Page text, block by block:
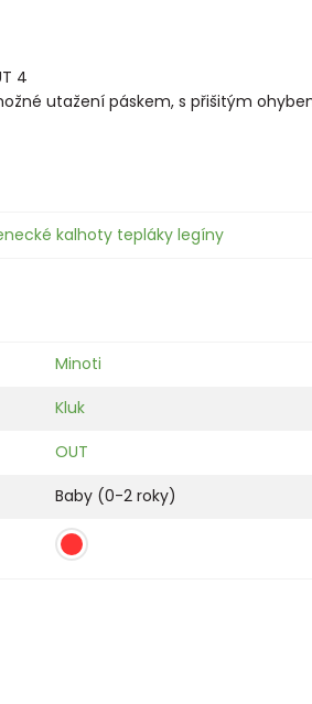
4
utažení páskem, s přišitým
kalhoty tepláky legíny
Minoti
Kluk
OUT
Baby (0-2 roky)